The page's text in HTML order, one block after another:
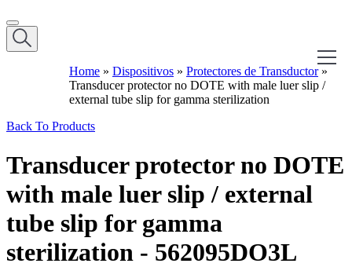
Home » Dispositivos » Protectores de Transductor»
Transducer protector no DOTE with male luer slip /
external tube slip for gamma sterilization
Back To Products
Transducer protector no DOTE
with male luer slip / external
tube slip for gamma
sterilization - 562095DO3L